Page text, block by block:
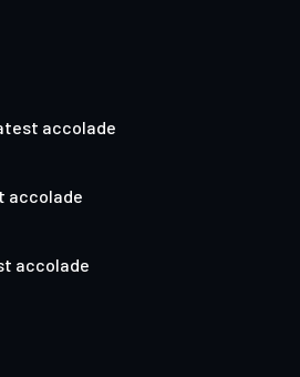
accolade
accolade
accolade